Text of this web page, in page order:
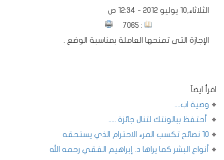
الثلاثاء,10 يوليو 2012 - 12:34 ص
: 7065
الإجازة التى تمنحها العاملة بمناسبة الوضع .
اقرأ ايضآ
وصية اب....
أحتفظ ببالونتك لتنال جائزة .....
10 نصائح تكسب المرء الاحترام الذي يستحقه
أنواع البشر كما يراها د. إبراهيم الفقي رحمه الله